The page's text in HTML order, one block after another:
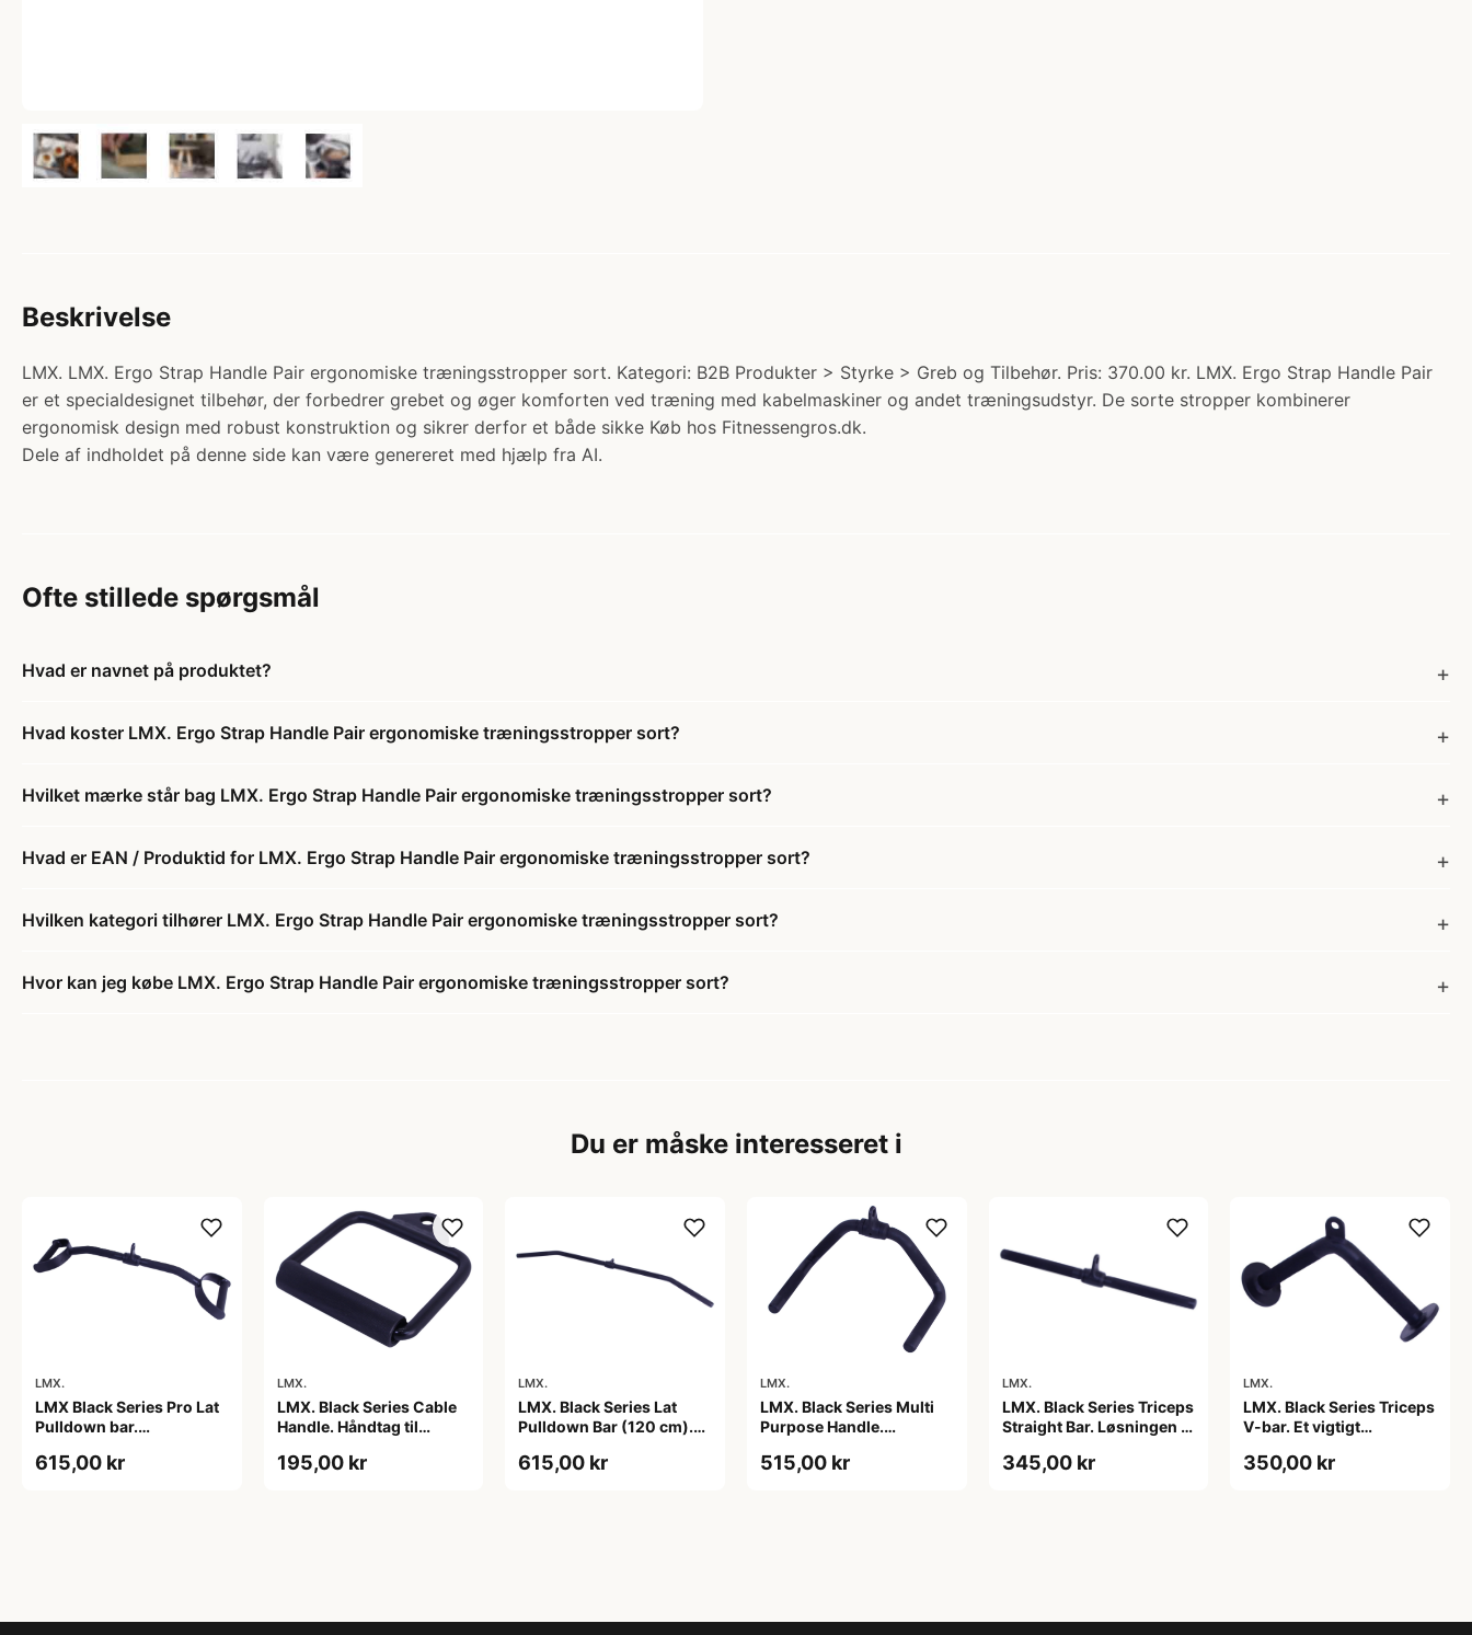
Beskrivelse
LMX. LMX. Ergo Strap Handle Pair ergonomiske træningsstropper sort. Kategori: B2B Produkter > Styrke > Greb og Tilbehør. Pris: 370.00 kr. LMX. Ergo Strap Handle Pair
er et specialdesignet tilbehør, der forbedrer grebet og øger komforten ved træning med kabelmaskiner og andet træningsudstyr. De sorte stropper kombinerer
ergonomisk design med robust konstruktion og sikrer derfor et både sikke Køb hos Fitnessengros.dk.
Dele af indholdet på denne side kan være genereret med hjælp fra AI.
Ofte stillede spørgsmål
Hvad er navnet på produktet?
Hvad koster LMX. Ergo Strap Handle Pair ergonomiske træningsstropper sort?
Hvilket mærke står bag LMX. Ergo Strap Handle Pair ergonomiske træningsstropper sort?
Hvad er EAN / Produktid for LMX. Ergo Strap Handle Pair ergonomiske træningsstropper sort?
Hvilken kategori tilhører LMX. Ergo Strap Handle Pair ergonomiske træningsstropper sort?
Hvor kan jeg købe LMX. Ergo Strap Handle Pair ergonomiske træningsstropper sort?
Du er måske interesseret i
LMX.
LMX Black Series Pro Lat
Pulldown bar.
med håndtag. Holdbar.
615,00 kr
LMX.
LMX. Black Series Cable
Handle. Håndtag til
design. Sort farve. I høj
195,00 kr
LMX.
LMX. Black Series Lat
Pulldown Bar (120 cm).
farve. Stilfuldt og robust
615,00 kr
LMX.
LMX. Black Series Multi
Purpose Handle.
Riflet håndtag der sikrer
515,00 kr
LMX.
LMX. Black Series Triceps
Straight Bar. Løsningen til
greb, som sikrer et fast
345,00 kr
LMX.
LMX. Black Series Triceps
V-bar. Et vigtigt
greb, der gør det nemt at
350,00 kr